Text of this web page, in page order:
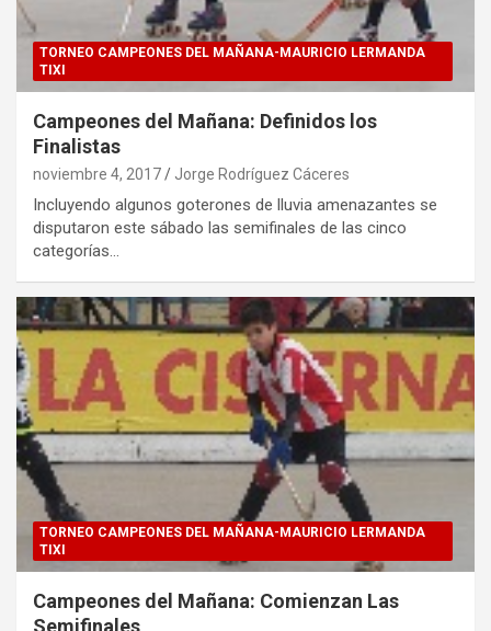
TORNEO CAMPEONES DEL MAÑANA-MAURICIO LERMANDA
TIXI
Campeones del Mañana: Definidos los
Finalistas
noviembre 4, 2017 Jorge Rodríguez Cáceres
Incluyendo algunos goterones de lluvia amenazantes se
disputaron este sábado las semifinales de las cinco
categorías…
TORNEO CAMPEONES DEL MAÑANA-MAURICIO LERMANDA
TIXI
Campeones del Mañana: Comienzan Las
Semifinales